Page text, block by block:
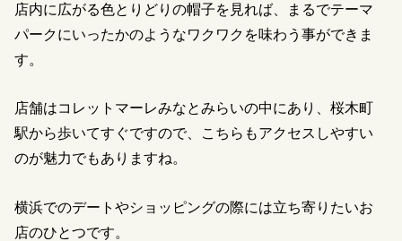
店内に広がる色とりどりの帽子を見れば、まるでテーマ
パークにいったかのようなワクワクを味わう事ができま
す。
店舗はコレットマーレみなとみらいの中にあり、桜木町
駅から歩いてすぐですので、こちらもアクセスしやすい
のが魅力でもありますね。
横浜でのデートやショッピングの際には立ち寄りたいお
店のひとつです。